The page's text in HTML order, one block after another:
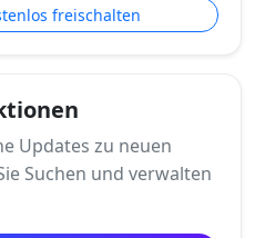
freischalten
Updates zu neuen
Suchen und verwalten